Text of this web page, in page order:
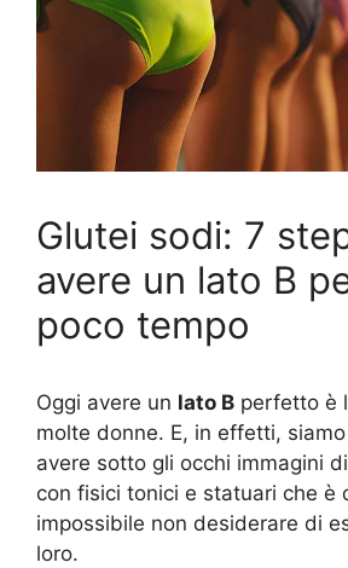
Glutei sodi: 7
avere un lato B
poco tempo
Oggi avere un lato B perfetto è
molte donne. E, in effetti,
avere sotto gli occhi immagini
con fisici tonici e statuari che è
impossibile non desiderare di
loro.